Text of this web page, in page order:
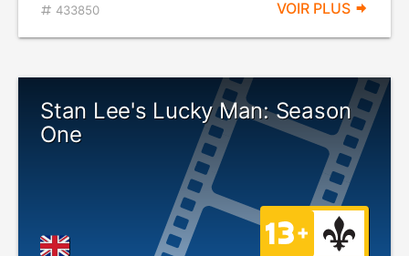
433850 VOIR PLUS
Stan Lee's Lucky Man: Season
One